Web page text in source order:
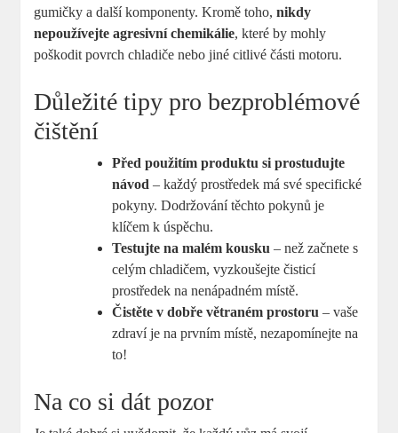
gumičky a další komponenty. Kromě toho,nikdy
nepoužívejte agresivní chemikálie, které by mohly
poškodit povrch chladiče nebo jiné citlivé části motoru.
Důležité tipy pro bezproblémové
čištění
Před použitím produktu si prostudujte
návod – každý prostředek má své specifické
pokyny. Dodržování těchto pokynů je
klíčem k úspěchu.
Testujte na malém kousku – než začnete s
celým chladičem, vyzkoušejte čisticí
prostředek na nenápadném místě.
Čistěte v dobře větraném prostoru – vaše
zdraví je na prvním místě, nezapomínejte na
to!
Na co si dát pozor